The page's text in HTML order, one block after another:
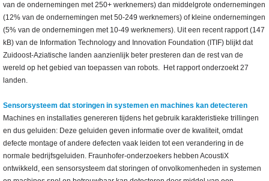
van de ondernemingen met 250+ werknemers) dan middelgrote ondernemingen
(12% van de ondernemingen met 50-249 werknemers) of kleine ondernemingen
(5% van de ondernemingen met 10-49 werknemers). Uit een recent rapport (147
kB) van de Information Technology and Innovation Foundation (ITIF) blijkt dat
Zuidoost-Aziatische landen aanzienlijk beter presteren dan de rest van de
wereld op het gebied van toepassen van robots. Het rapport onderzoekt 27
landen.
Sensorsysteem dat storingen in systemen en machines kan detecteren
Machines en installaties genereren tijdens het gebruik karakteristieke trillingen
en dus geluiden: Deze geluiden geven informatie over de kwaliteit, omdat
defecte montage of andere defecten vaak leiden tot een verandering in de
normale bedrijfsgeluiden. Fraunhofer-onderzoekers hebben AcoustiX
ontwikkeld, een sensorsysteem dat storingen of onvolkomenheden in systemen